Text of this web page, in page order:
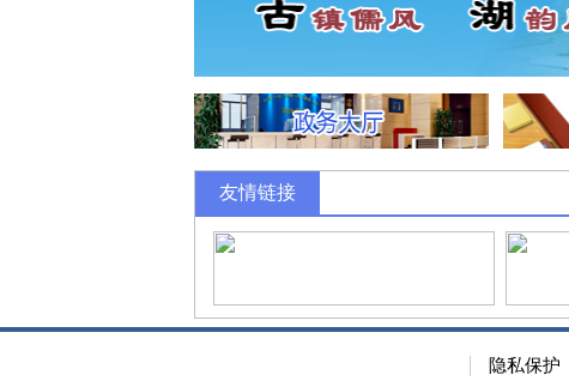
友情链接
隐私保护